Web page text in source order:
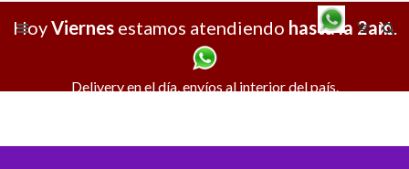
X
HoyViernesestamos atendiendo hasta la 2am.
Delivery en el día, envíos al interior del país.